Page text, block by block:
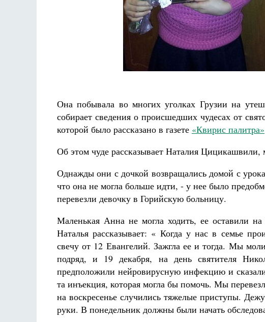
Она побывала во многих уголках Грузии на
собирает сведения о происшедших чудесах от
которой было рассказано в газете «Квирис палитра»
Об этом чуде рассказывает Наталия Цицикашвили,
Однажды они с дочкой возвращались домой с
что она не могла больше идти, - у нее было
перевезли девочку в Горийскую больницу.
Маленькая Анна не могла ходить, ее оставили на
Наталья рассказывает: « Когда у нас в семье
свечу от 12 Евангелий. Зажгла ее и тогда. Мы
подряд, и 19 декабря, на день святителя
предположили нейровирусную инфекцию и
та инъекция, которая могла бы помочь. Мы
на воскресенье случились тяжелые приступы.
руки. В понедельник должны были начать